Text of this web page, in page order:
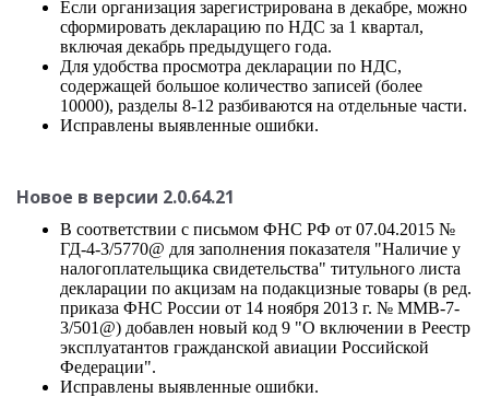
Если организация зарегистрирована в декабре, можно
сформировать декларацию по НДС за 1 квартал,
включая декабрь предыдущего года.
Для удобства просмотра декларации по НДС,
содержащей большое количество записей (более
10000), разделы 8-12 разбиваются на отдельные части.
Исправлены выявленные ошибки.
Новое в версии 2.0.64.21
В соответствии с письмом ФНС РФ от 07.04.2015 №
ГД-4-3/5770@ для заполнения показателя "Наличие у
налогоплательщика свидетельства" титульного листа
декларации по акцизам на подакцизные товары (в ред.
приказа ФНС России от 14 ноября 2013 г. № ММВ-7-
3/501@) добавлен новый код 9 "О включении в Реестр
эксплуатантов гражданской авиации Российской
Федерации".
Исправлены выявленные ошибки.